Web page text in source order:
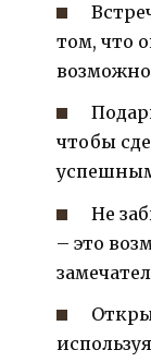
том, что
чтобы
Не
– это